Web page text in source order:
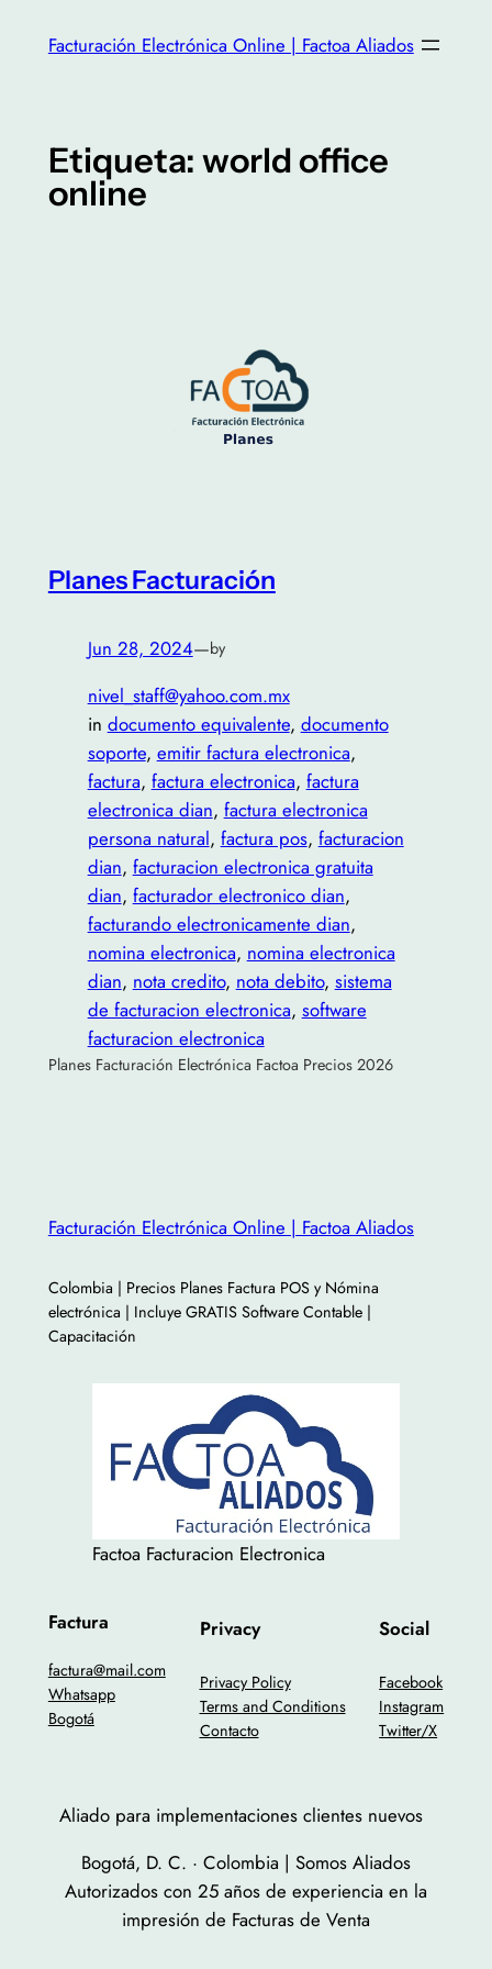
Facturación Electrónica Online | Factoa Aliados
Etiqueta: world office
online
Planes Facturación
Jun 28, 2024—by
nivel_staff@yahoo.com.mx
in documento equivalente, documento
soporte, emitir factura electronica
factura, factura electronica, factura
electronica dian, factura electronica
persona natural, factura pos, facturacion
dian, facturacion electronica gratuita
dian, facturador electronico dian
facturando electronicamente dian
nomina electronica, nomina electronica
dian, nota credito, nota debito, sistema
de facturacion electronica, software
facturacion electronica
Planes Facturación Electrónica Factoa Precios 2026
Facturación Electrónica Online | Factoa Aliados
Colombia | Precios Planes Factura POS y Nómina
electrónica | Incluye GRATIS Software Contable |
Capacitación
Factoa Facturacion Electronica
Factura
factura@mail.com
Whatsapp
Bogotá
Privacy
Privacy Policy
Terms and Conditions
Contacto
Social
Facebook
Instagram
Twitter/X
Aliado para implementaciones clientes nuevos
Bogotá, D. C. · Colombia | Somos Aliados
Autorizados con 25 años de experiencia en la
impresión de Facturas de Venta